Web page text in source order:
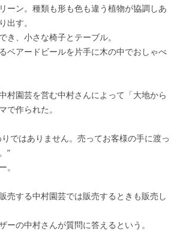
ーン。種類も形も色も違う植物が協調しあ
出す。
き、小さな椅子とテーブル。
ベアードビールを片手に木の中でおしゃべ
村園芸を営む中村さんによって「大地から
で作られた。
ではありません。売ってお客様の手に渡っ
”
。
売する中村園芸では販売するときも販売し
ーの中村さんが質問に答えるという。